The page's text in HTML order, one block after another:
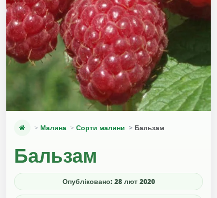
Малина Сорти малини Бальзам
Бальзам
Опубліковано: 28 лют 2020